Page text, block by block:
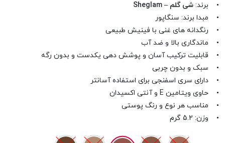
• برند: شی گلم – Sheglam
• مبدا برند: سنگاپور
• رنگدانه های غنی با فینیش طبیعی
• ماندگاری بالا و ضد آب
• قابلیت ترکیب آسان و پوشش دهی یکدست و بدون رگه
• سبک و بدون چربی
• دارای سری اسفنجی برای استفاده آسانتر
• حاوی ویتامین E و آنتی اکسیدان
• مناسب هر نوع و رنگ پوستی
• وزن: 5.2 گرم